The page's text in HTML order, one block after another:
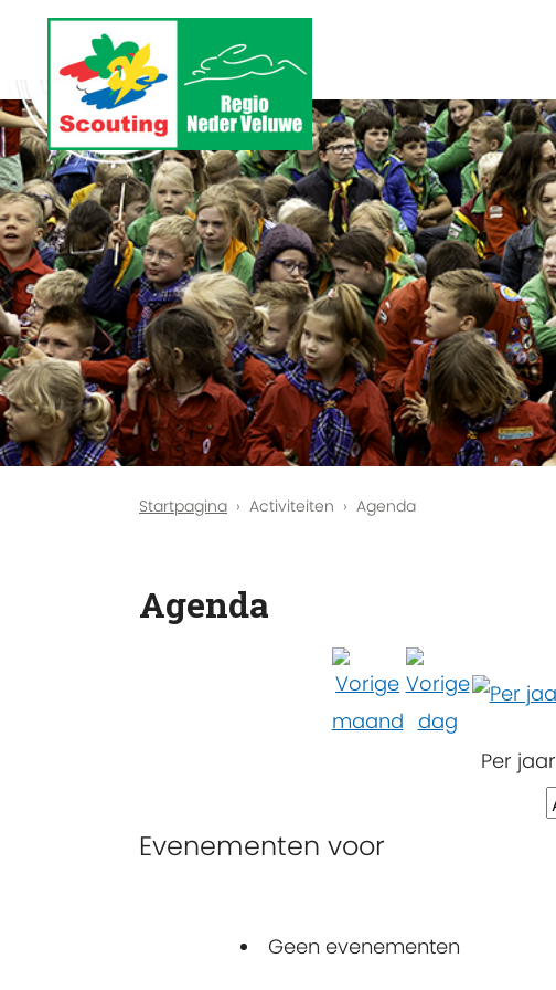
Startpagina Activiteiten Agenda
Agenda
Per jaar
Evenementen voor
Geen evenementen